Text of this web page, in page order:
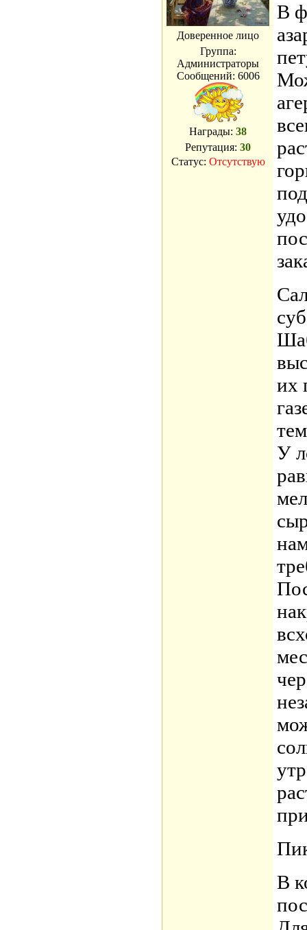
Доверенное лицо
Группа:
Администраторы
Сообщений: 6006
Награды: 38
Репутация: 30
Статус: Отсутствую
В
их
У
В